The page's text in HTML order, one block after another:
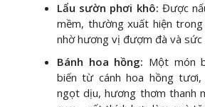
Lẩu sườn phơi khô: Được
mềm, thường xuất hiện
nhờ hương vị đượm đà và sức
Bánh hoa hồng: Một món
biến từ cánh hoa hồng
ngọt dịu, hương thơm thanh